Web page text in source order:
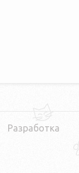
Разработка